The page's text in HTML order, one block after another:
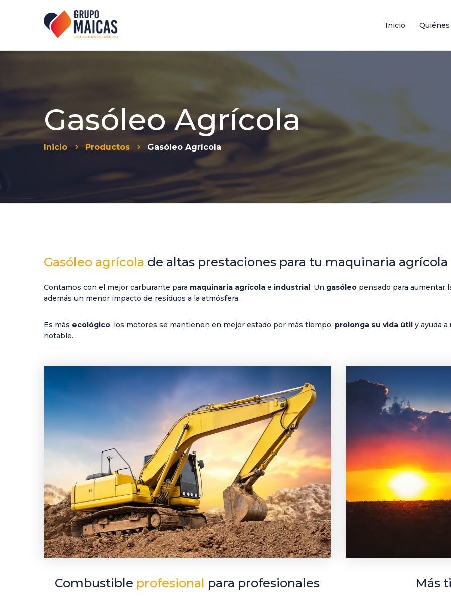
Inicio
Gasóleo Agrícola
Inicio Productos Gasóleo Agrícola
Gasóleo agrícola de altas prestaciones para tu maquinaria agrícola
Contamos con el mejor carburante para maquinaria agrícola e industrial. Un gasóleo pensado para aumentar
además un menor impacto de residuos a la atmósfera.
Es más ecológico, los motores se mantienen en mejor estado por más tiempo, prolonga su vida útil y ayuda a
notable.
Combustible profesional para profesionales Más